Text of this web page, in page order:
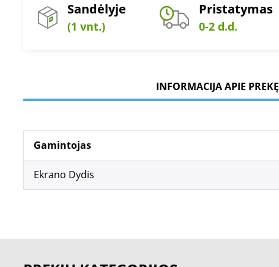
Sandėlyje
(1 vnt.)
Pristatymas
0-2 d.d.
INFORMACIJA APIE PREKĘ
Gamintojas
Ekrano Dydis